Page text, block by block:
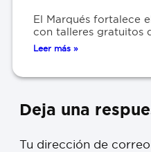
El Marqués fortalece
con talleres gratuitos
Leer más »
Deja una
Tu dirección de